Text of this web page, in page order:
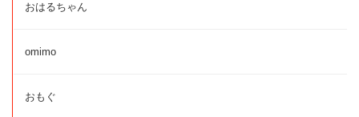
おはるちゃん
omimo
おもぐ